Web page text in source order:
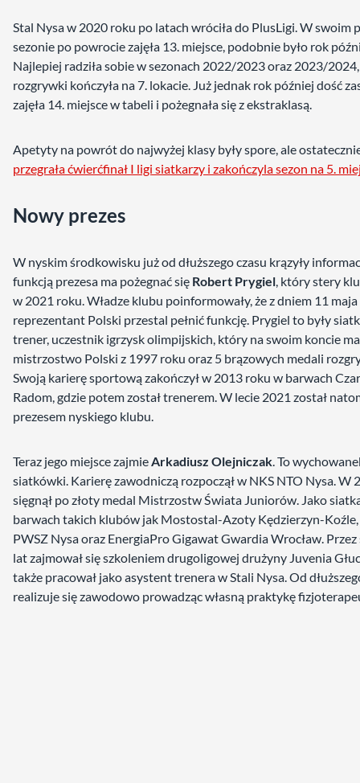
Stal Nysa w 2020 roku po latach wróciła do PlusLigi. W swoim
sezonie po powrocie zajęła 13. miejsce, podobnie było rok
Najlepiej radziła sobie w sezonach 2022/2023 oraz 2023/
rozgrywki kończyła na 7. lokacie. Już jednak rok później dość
zajęła 14. miejsce w tabeli i pożegnała się z ekstraklasą.
Apetyty na powrót do najwyżej klasy były spore, ale
przegrała ćwierćfinał I ligi siatkarzy i zakończyla sezon na 5.
Nowy prezes
W nyskim środkowisku już od dłuższego czasu krązyły
funkcją prezesa ma pożegnać się Robert Prygiel, który stery
w 2021 roku. Władze klubu poinformowały, że z dniem 11 maja
reprezentant Polski przestal pełnić funkcję. Prygiel to były
trener, uczestnik igrzysk olimpijskich, który na swoim koncie ma
mistrzostwo Polski z 1997 roku oraz 5 brązowych medali
Swoją karierę sportową zakończył w 2013 roku w barwach
Radom, gdzie potem został trenerem. W lecie 2021 został
prezesem nyskiego klubu.
Teraz jego miejsce zajmieArkadiusz Olejniczak. To
siatkówki. Karierę zawodniczą rozpoczął w NKS NTO Nysa. W
sięgnął po złoty medal Mistrzostw Świata Juniorów. Jako
barwach takich klubów jak Mostostal-Azoty Kędzierzyn-Koźle,
PWSZ Nysa oraz EnergiaPro Gigawat Gwardia Wrocław. Przez
lat zajmował się szkoleniem drugoligowej drużyny Juvenia
także pracował jako asystent trenera w Stali Nysa. Od
realizuje się zawodowo prowadząc własną praktykę